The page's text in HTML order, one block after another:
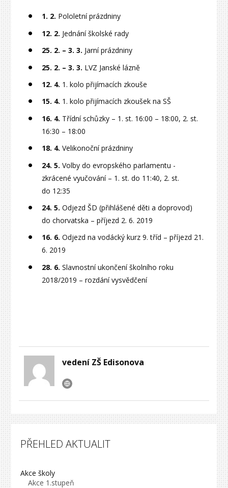
1. 2. Pololetní prázdniny
12. 2. Jednání školské rady
25. 2. – 3. 3. Jarní prázdniny
25. 2. – 3. 3. LVZ Janské lázně
12. 4. 1. kolo přijímacích zkouše
15. 4. 1. kolo přijímacích zkoušek na SŠ
16. 4. Třídní schůzky – 1. st. 16:00 – 18:00, 2. st.
16:30 – 18:00
18. 4.Velikonoční prázdniny
24. 5.Volby do evropského parlamentu -
zkrácené vyučování – 1. st. do 11:40, 2. st.
do 12:35
24. 5.Odjezd ŠD (přihlášené děti a doprovod)
do chorvatska – příjezd 2. 6. 2019
16. 6.Odjezd na vodácký kurz 9. tříd – příjezd 21.
6. 2019
28. 6.Slavnostní ukončení školního roku
2018/2019 – rozdání vysvědčení
vedení ZŠ Edisonova
PŘEHLED AKTUALIT
Akce školy
Akce 1.stupeň